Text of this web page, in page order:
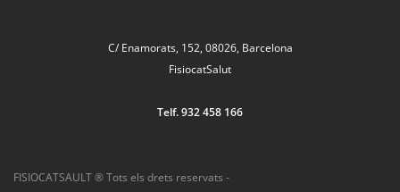
C/ Enamorats, 152, 08026, Barcelona
FisiocatSalut
Telf. 932 458 166
FISIOCATSAULT ® Tots els drets reservats -